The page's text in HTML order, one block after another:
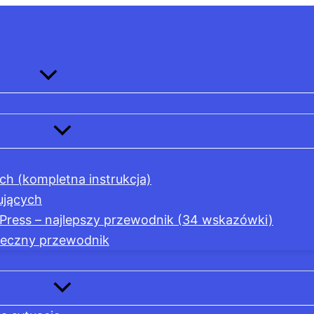
(kompletna instrukcja)
– najlepszy przewodnik (34 wskazówki)
przewodnik